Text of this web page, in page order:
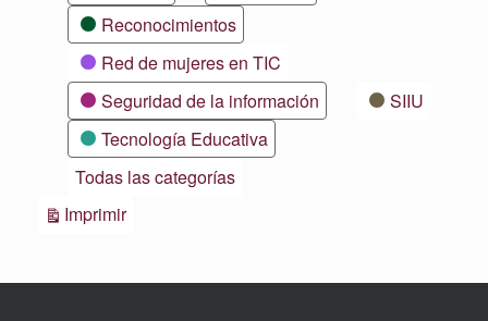
Reconocimientos
Red de mujeres en TIC
Seguridad de la información
SIIU
Tecnología Educativa
Todas las categorías
ImprimirVistas